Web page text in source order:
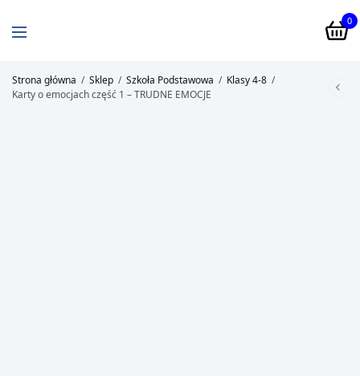
0
Strona główna / Sklep / Szkoła Podstawowa / Klasy 4-8 /
Karty o emocjach część 1 – TRUDNE EMOCJE